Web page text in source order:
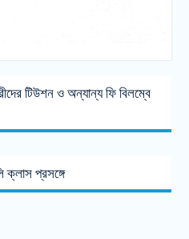
টিউশন ও অন্যান্য ফি বিলম্বে
ক্লাস প্রসঙ্গে